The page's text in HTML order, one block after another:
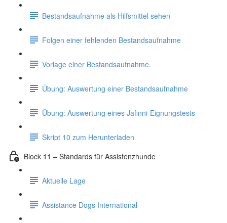
Bestandsaufnahme als Hilfsmittel sehen
Folgen einer fehlenden Bestandsaufnahme
Vorlage einer Bestandsaufnahme.
Übung: Auswertung einer Bestandsaufnahme
Übung: Auswertung eines Jafinni-Eignungstests
Skript 10 zum Herunterladen
Block 11 – Standards für Assistenzhunde
Aktuelle Lage
Assistance Dogs International